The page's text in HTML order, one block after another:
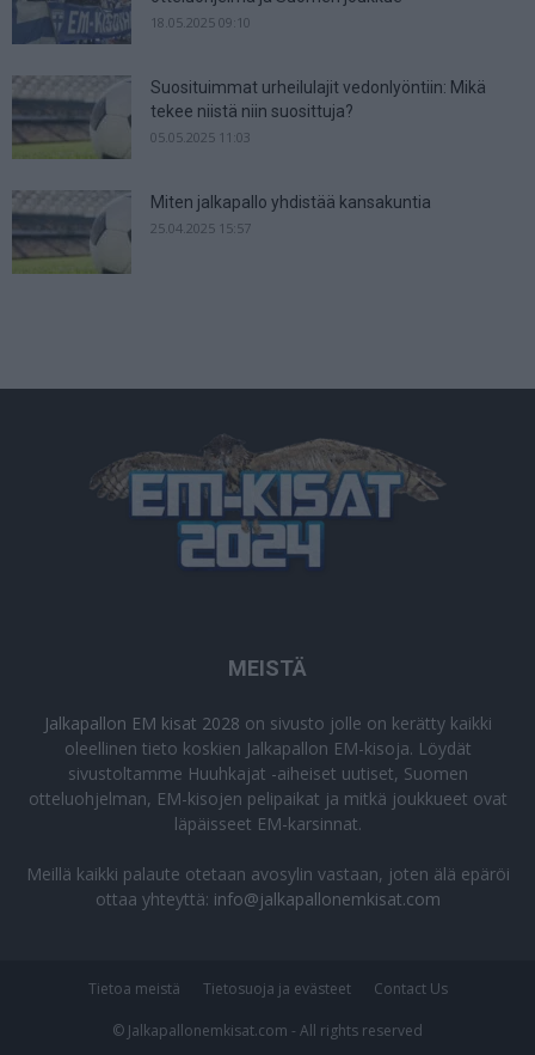
18.05.2025 09:10
Suosituimmat urheilulajit vedonlyöntiin: Mikä
tekee niistä niin suosittuja?
05.05.2025 11:03
Miten jalkapallo yhdistää kansakuntia
25.04.2025 15:57
MEISTÄ
Jalkapallon EM kisat 2028 on sivusto jolle on kerätty kaikki
oleellinen tieto koskien Jalkapallon EM-kisoja. Löydät
sivustoltamme Huuhkajat -aiheiset uutiset, Suomen
otteluohjelman, EM-kisojen pelipaikat ja mitkä joukkueet ovat
läpäisseet EM-karsinnat.
Meillä kaikki palaute otetaan avosylin vastaan, joten älä epäröi
ottaa yhteyttä: info@jalkapallonemkisat.com
Tietoa meistä Tietosuoja ja evästeet Contact Us
© Jalkapallonemkisat.com - All rights reserved